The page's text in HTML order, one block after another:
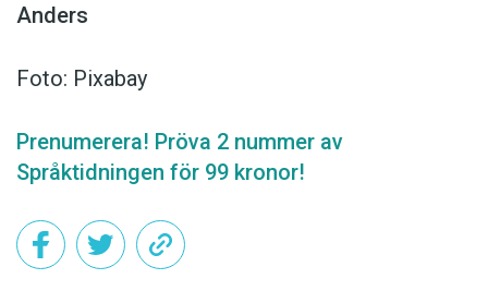
Anders
Foto: Pixabay
Prenumerera! Pröva 2 nummer av
Språktidningen för 99 kronor!